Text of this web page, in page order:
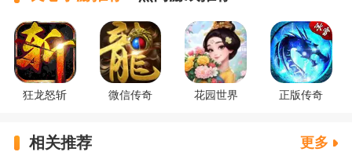
狂龙怒斩 微信传奇 花园世界 正版传奇
相关推荐 更多